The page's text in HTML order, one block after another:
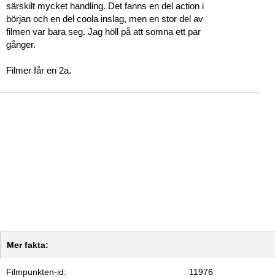
särskilt mycket handling. Det fanns en del action i
början och en del coola inslag, men en stor del av
filmen var bara seg. Jag höll på att somna ett par
gånger.
Filmer får en 2a.
Mer fakta:
Filmpunkten-id: 11976